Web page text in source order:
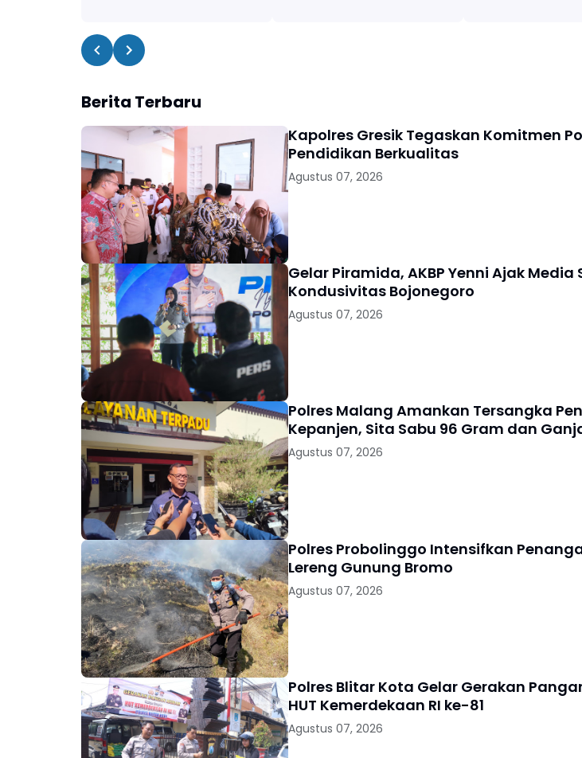
Berita Terbaru
Kapolres Gresik Tegaskan Komitmen
Pendidikan Berkualitas
Agustus 07, 2026
Gelar Piramida, AKBP Yenni Ajak
Kondusivitas Bojonegoro
Agustus 07, 2026
Polres Malang Amankan Tersangka
Kepanjen, Sita Sabu 96 Gram dan
Agustus 07, 2026
Polres Probolinggo Intensifkan
Lereng Gunung Bromo
Agustus 07, 2026
Polres Blitar Kota Gelar Gerakan
HUT Kemerdekaan RI ke-81
Agustus 07, 2026